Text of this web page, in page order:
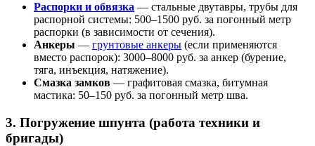
Распорки и обвязка — стальные двутавры, трубы для
распорной системы: 500–1500 руб. за погонный метр
распорки (в зависимости от сечения).
Анкеры — грунтовые анкеры (если применяются
вместо распорок): 3000–8000 руб. за анкер (бурение,
тяга, инъекция, натяжение).
Смазка замков — графитовая смазка, битумная
мастика: 50–150 руб. за погонный метр шва.
3. Погружение шпунта (работа техники и
бригады)